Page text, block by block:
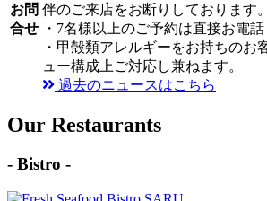
お問
合せ
伴のご来店をお断りしております。
・7名様以上のご予約は直接お電話
・甲殻類アレルギーをお持ちのお
ュー構成上ご対応し兼ねます。
過去のニュースはこちら
Our Restaurants
- Bistro -